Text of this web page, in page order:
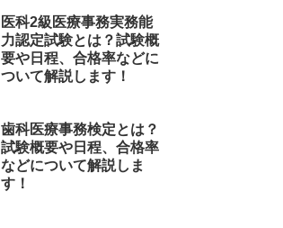
医科2級医療事務実務能
力認定試験とは？試験概
要や日程、合格率などに
ついて解説します！
歯科医療事務検定とは？
試験概要や日程、合格率
などについて解説しま
す！